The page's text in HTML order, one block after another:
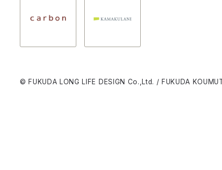
© FUKUDA LONG LIFE DESIGN Co.,Ltd. / FUKUDA